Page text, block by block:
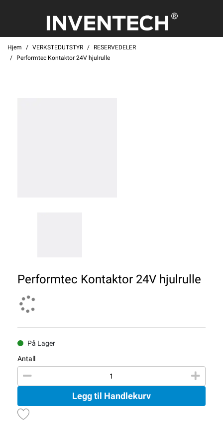
Hjem VERKSTEDUTSTYR
RESERVEDELER
Performtec Kontaktor 24V hjulrulle
Performtec Kontaktor 24V hjulrulle
På Lager
Antall
Legg til Handlekurv